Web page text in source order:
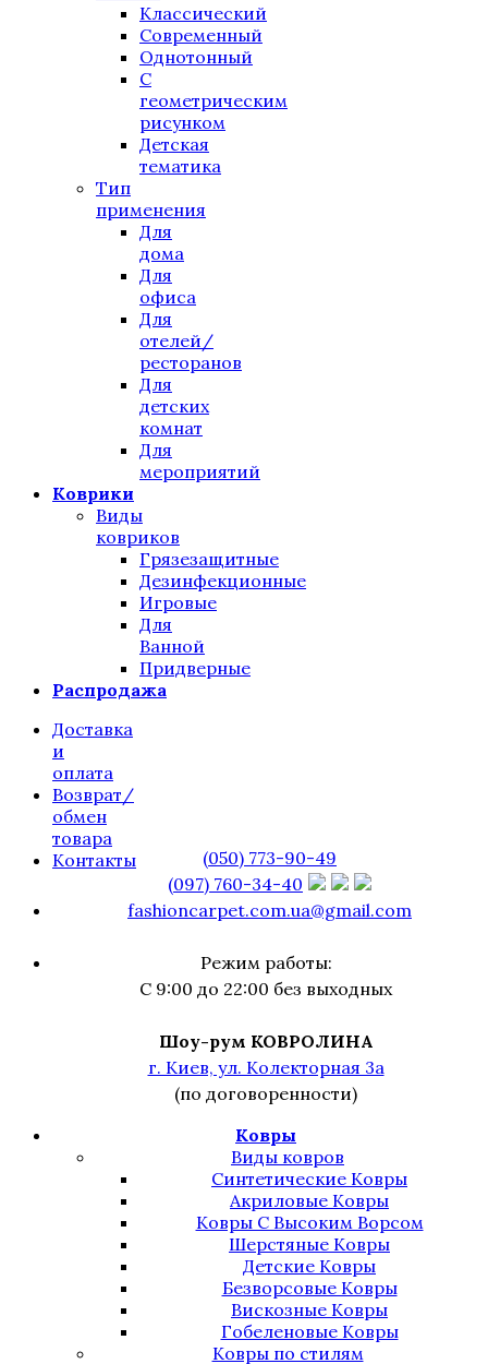
Классический
Современный
Однотонный
С
геометрическим
рисунком
Детская
тематика
Тип
применения
Для
дома
Для
офиса
Для
отелей/
ресторанов
Для
детских
комнат
Для
мероприятий
Коврики
Виды
ковриков
Грязезащитные
Дезинфекционные
Игровые
Для
Ванной
Придверные
Распродажа
Доставка
и
оплата
Возврат/
обмен
товара
Контакты
(050) 773-90-49
(097) 760-34-40
fashioncarpet.com.ua@gmail.com
Режим работы:
С 9:00 до 22:00 без выходных
Шоу-рум КОВРОЛИНА
г. Киев, ул. Колекторная 3а
(по договоренности)
Ковры
Виды ковров
Синтетические Ковры
Акриловые Ковры
Ковры С Высоким Ворсом
Шерстяные Ковры
Детские Ковры
Безворсовые Ковры
Вискозные Ковры
Гобеленовые Ковры
Ковры по стилям